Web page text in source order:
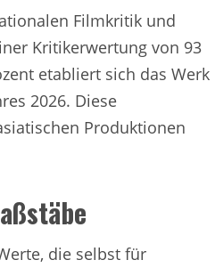
Filmkritik und
Kritikerwertung von 93
etabliert sich das Werk
2026. Diese
Produktionen
die selbst für